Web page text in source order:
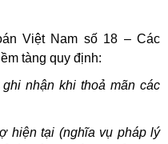
Việt Nam số 18 – Các
tàng quy định:
nhận khi thoả mãn các
hiện tại (nghĩa vụ pháp lý